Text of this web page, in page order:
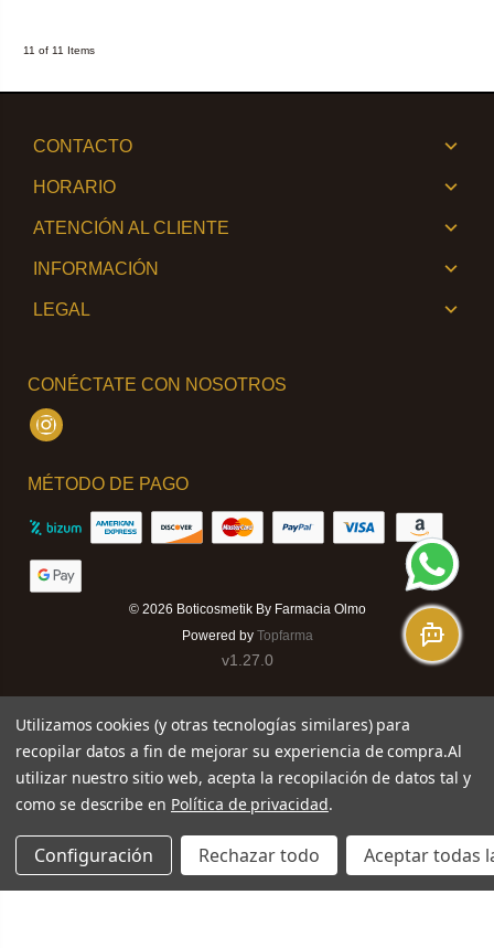
11 of 11 Items
CONTACTO
HORARIO
ATENCIÓN AL CLIENTE
INFORMACIÓN
LEGAL
CONÉCTATE CON NOSOTROS
Instagram
MÉTODO DE PAGO
© 2026 Boticosmetik By Farmacia Olmo
Powered by Topfarma
v1.27.0
Utilizamos cookies (y otras tecnologías similares) para
recopilar datos a fin de mejorar su experiencia de compra.Al
utilizar nuestro sitio web, acepta la recopilación de datos tal y
como se describe en Política de privacidad.
Configuración Rechazar todo Aceptar todas